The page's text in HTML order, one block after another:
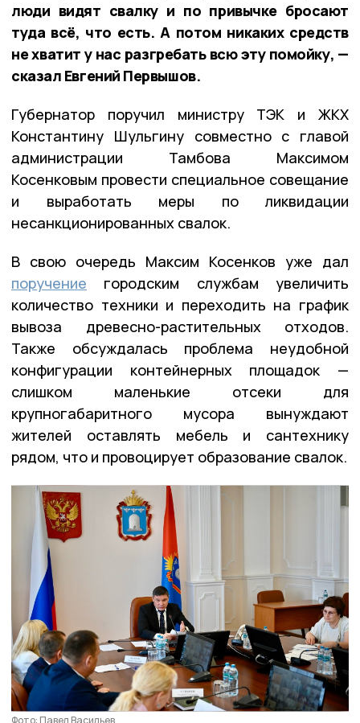
люди видят свалку и по привычке бросают
туда всё, что есть. А потом никаких средств
не хватит у нас разгребать всю эту помойку, —
сказал Евгений Первышов.
Губернатор поручил министру ТЭК и ЖКХ
Константину Шульгину совместно с главой
администрации Тамбова Максимом
Косенковым провести специальное совещание
и выработать меры по ликвидации
несанкционированных свалок.
В свою очередь Максим Косенков уже дал
поручение городским службам увеличить
количество техники и переходить на график
вывоза древесно-растительных отходов.
Также обсуждалась проблема неудобной
конфигурации контейнерных площадок —
слишком маленькие отсеки для
крупногабаритного мусора вынуждают
жителей оставлять мебель и сантехнику
рядом, что и провоцирует образование свалок.